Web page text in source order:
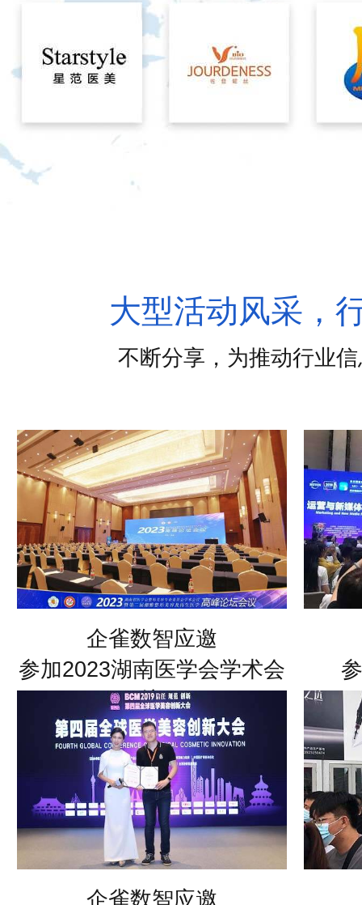
大型活动风采，
不断分享，为推动行业
企雀数智应邀
参加2023湖南医学会学术会
议
企雀数智应邀